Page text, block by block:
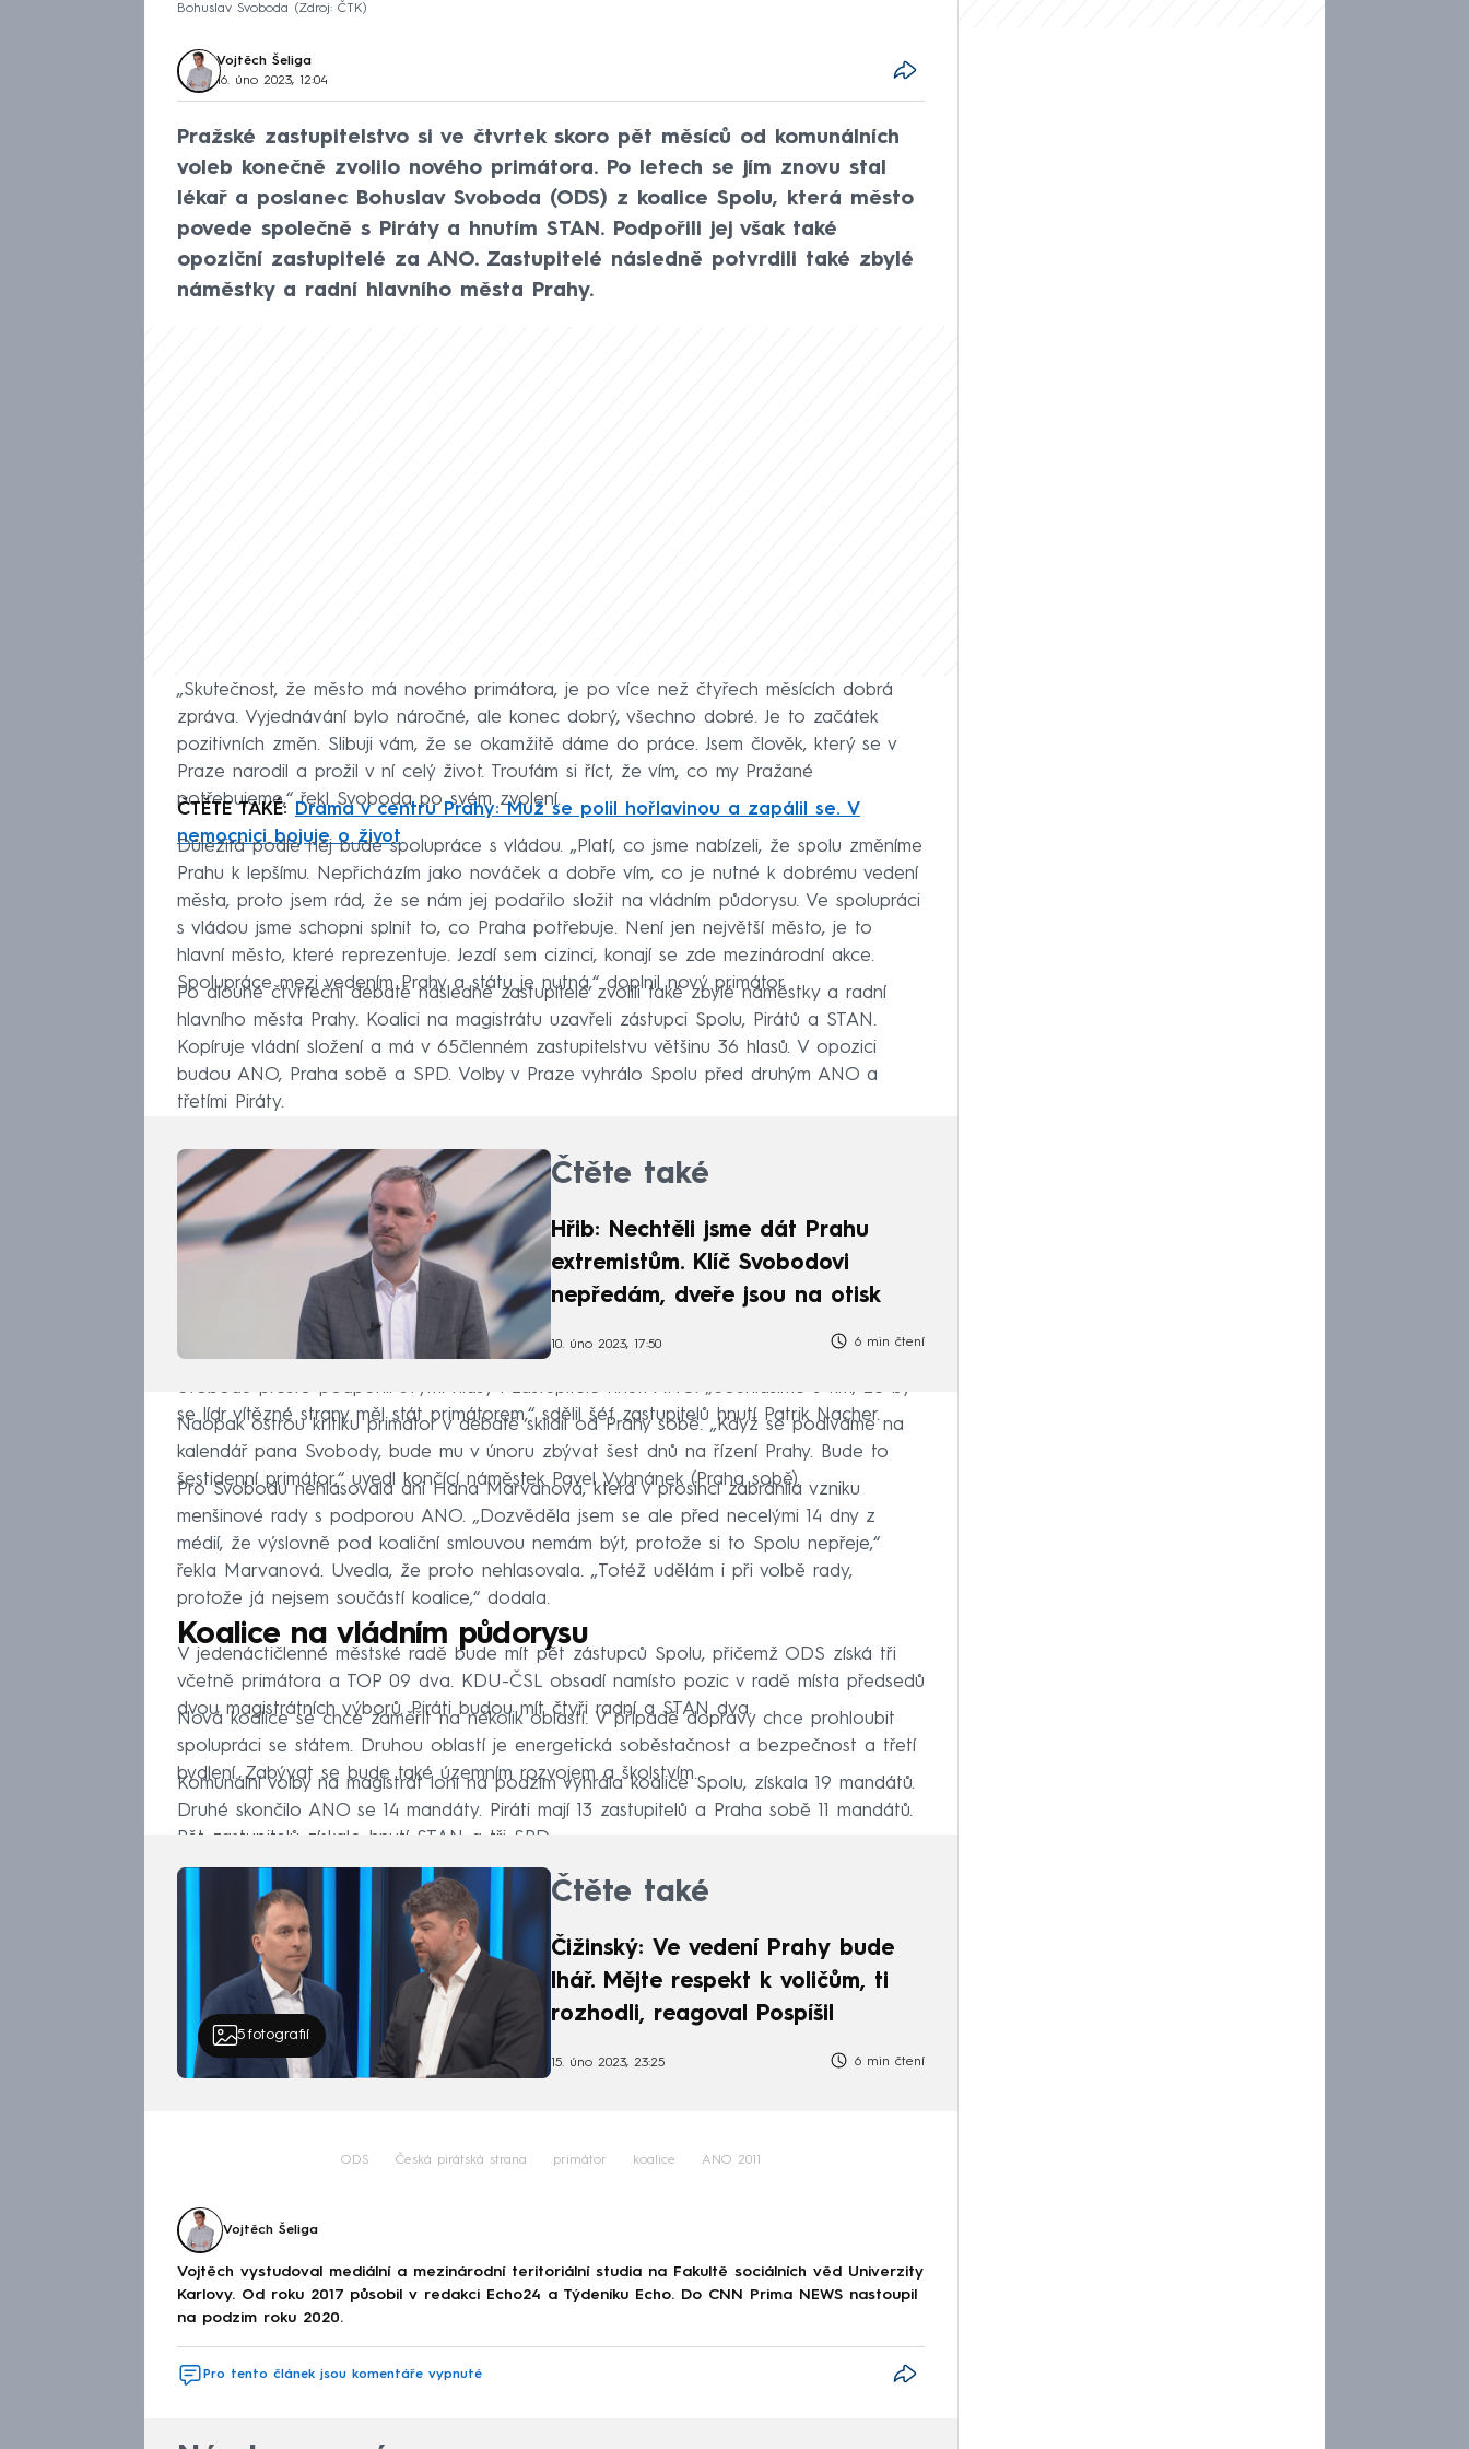
Bohuslav Svoboda Zdroj: ČTK
Vojtěch Šeliga
16. úno 2023, 12:04
Pražské zastupitelstvo si ve čtvrtek skoro pět měsíců od komunálních
voleb konečně zvolilo nového primátora. Po letech se jím znovu stal
lékař a poslanec Bohuslav Svoboda (ODS) z koalice Spolu, která město
povede společně s Piráty a hnutím STAN. Podpořili jej však také
opoziční zastupitelé za ANO. Zastupitelé následně potvrdili také zbylé
náměstky a radní hlavního města Prahy.
„Skutečnost, že město má nového primátora, je po více než čtyřech měsících dobrá
zpráva. Vyjednávání bylo náročné, ale konec dobrý, všechno dobré. Je to začátek
pozitivních změn. Slibuji vám, že se okamžitě dáme do práce. Jsem člověk, který se v
Praze narodil a prožil v ní celý život. Troufám si říct, že vím, co my Pražané
potřebujeme,“ řekl Svoboda po svém zvolení.
ČTĚTE TAKÉ:
Drama v centru Prahy: Muž se polil hořlavinou a zapálil se. V
nemocnici bojuje o život
Důležitá podle něj bude spolupráce s vládou. „Platí, co jsme nabízeli, že spolu změníme
Prahu k lepšímu. Nepřicházím jako nováček a dobře vím, co je nutné k dobrému vedení
města, proto jsem rád, že se nám jej podařilo složit na vládním půdorysu. Ve spolupráci
s vládou jsme schopni splnit to, co Praha potřebuje. Není jen největší město, je to
hlavní město, které reprezentuje. Jezdí sem cizinci, konají se zde mezinárodní akce.
Spolupráce mezi vedením Prahy a státu je nutná,“ doplnil nový primátor.
Po dlouhé čtvrteční debatě následně zastupitelé zvolili také zbylé náměstky a radní
hlavního města Prahy. Koalici na magistrátu uzavřeli zástupci Spolu, Pirátů a STAN.
Kopíruje vládní složení a má v 65členném zastupitelstvu většinu 36 hlasů. V opozici
budou ANO, Praha sobě a SPD. Volby v Praze vyhrálo Spolu před druhým ANO a
třetími Piráty.
Čtěte také
Hřib: Nechtěli jsme dát Prahu
extremistům. Klíč Svobodovi
nepředám, dveře jsou na otisk
10. úno 2023, 17:50 6 min čtení
Svobodu přesto podpořili svými hlasy i zastupitelé hnutí ANO. „Souhlasíme s tím, že by
se lídr vítězné strany měl stát primátorem,“ sdělil šéf zastupitelů hnutí Patrik Nacher.
Naopak ostrou kritiku primátor v debatě sklidil od Prahy sobě. „Když se podíváme na
kalendář pana Svobody, bude mu v únoru zbývat šest dnů na řízení Prahy. Bude to
šestidenní primátor,“ uvedl končící náměstek Pavel Vyhnánek (Praha sobě).
Pro Svobodu nehlasovala ani Hana Marvanová, která v prosinci zabránila vzniku
menšinové rady s podporou ANO. „Dozvěděla jsem se ale před necelými 14 dny z
médií, že výslovně pod koaliční smlouvou nemám být, protože si to Spolu nepřeje,“
řekla Marvanová. Uvedla, že proto nehlasovala. „Totéž udělám i při volbě rady,
protože já nejsem součástí koalice,“ dodala.
Koalice na vládním půdorysu
V jedenáctičlenné městské radě bude mít pět zástupců Spolu, přičemž ODS získá tři
včetně primátora a TOP 09 dva. KDU-ČSL obsadí namísto pozic v radě místa předsedů
dvou magistrátních výborů. Piráti budou mít čtyři radní a STAN dva.
Nová koalice se chce zaměřit na několik oblastí. V případě dopravy chce prohloubit
spolupráci se státem. Druhou oblastí je energetická soběstačnost a bezpečnost a třetí
bydlení. Zabývat se bude také územním rozvojem a školstvím.
Komunální volby na magistrát loni na podzim vyhrála koalice Spolu, získala 19 mandátů.
Druhé skončilo ANO se 14 mandáty. Piráti mají 13 zastupitelů a Praha sobě 11 mandátů.
Pět zastupitelů získalo hnutí STAN a tři SPD.
5fotografií
Čtěte také
Čižinský: Ve vedení Prahy bude
lhář. Mějte respekt k voličům, ti
rozhodli, reagoval Pospíšil
15. úno 2023, 23:25 6 min čtení
ODS Česká pirátská strana primátor koalice ANO 2011
Vojtěch Šeliga
Vojtěch vystudoval mediální a mezinárodní teritoriální studia na Fakultě sociálních věd Univerzity
Karlovy. Od roku 2017 působil v redakci Echo24 a Týdeníku Echo. Do CNN Prima NEWS nastoupil
na podzim roku 2020.
Pro tento článek jsou komentáře vypnuté